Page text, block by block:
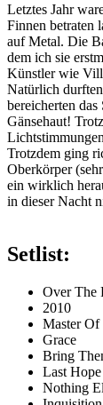
Letztes Jahr
Finnen betraten
auf Metal. Die
dem ich sie
Künstler wie
Natürlich
bereicherten
Gänsehaut!
Trotzdem ging
Oberkörper
ein wirklich
in dieser Nacht
Setlist:
Over The
2010
Master Of
Grace
Bring
Last Hope
Nothing